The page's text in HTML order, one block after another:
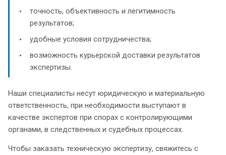
точность, объективность и легитимность
результатов;
удобные условия сотрудничества;
возможность курьерской доставки результатов
экспертизы.
Наши специалисты несут юридическую и материальную
ответственность, при необходимости выступают в
качестве экспертов при спорах с контролирующими
органами, в следственных и судебных процессах.
Чтобы заказать техническую экспертизу, свяжитесь с